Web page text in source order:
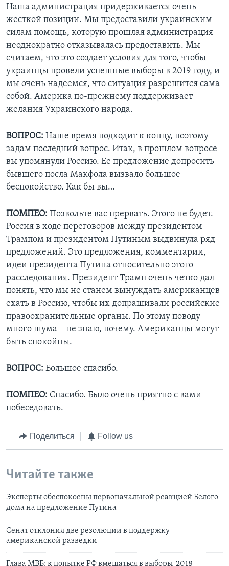
Наша администрация придерживается очень
жесткой позиции. Мы предоставили украинским
силам помощь, которую прошлая администрация
неоднократно отказывалась предоставить. Мы
считаем, что это создает условия для того, чтобы
украинцы провели успешные выборы в 2019 году, и
мы очень надеемся, что ситуация разрешится сама
собой. Америка по-прежнему поддерживает
желания Украинского народа.
ВОПРОС: Наше время подходит к концу, поэтому
задам последний вопрос. Итак, в прошлом вопросе
вы упомянули Россию. Ее предложение допросить
бывшего посла Макфола вызвало большое
беспокойство. Как бы вы…
ПОМПЕО: Позвольте вас прервать. Этого не будет.
Россия в ходе переговоров между президентом
Трампом и президентом Путиным выдвинула ряд
предложений. Это предложения, комментарии,
идеи президента Путина относительно этого
расследования. Президент Трамп очень четко дал
понять, что мы не станем вынуждать американцев
ехать в Россию, чтобы их допрашивали российские
правоохранительные органы. По этому поводу
много шума – не знаю, почему. Американцы могут
быть спокойны.
ВОПРОС: Большое спасибо.
ПОМПЕО: Спасибо. Было очень приятно с вами
побеседовать.
Поделиться Follow us
Читайте также
Эксперты обеспокоены первоначальной реакцией Белого
дома на предложение Путина
Сенат отклонил две резолюции в поддержку
американской разведки
Глава МВБ: к попытке РФ вмешаться в выборы-2018